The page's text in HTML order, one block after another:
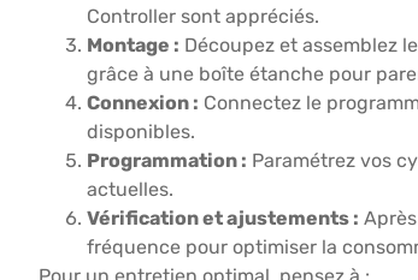
Controller sont appréciés.
Montage : Découpez et assemblez
grâce à une boîte étanche pour
Connexion : Connectez le
disponibles.
Programmation : Paramétrez vos
actuelles.
Vérification et ajustements :
fréquence pour optimiser la